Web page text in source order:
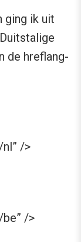
ging ik uit
de hreflang-
/>
/>